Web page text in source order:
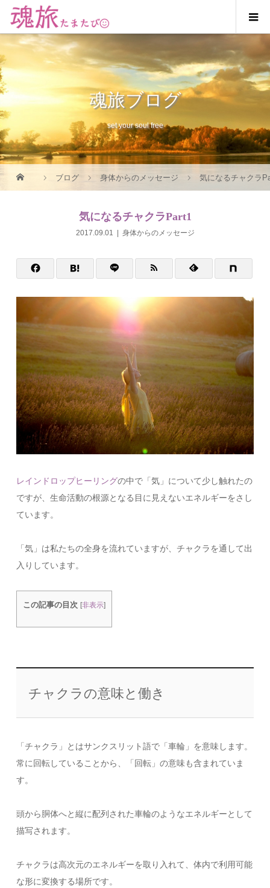
魂旅ブログ
set your soul free
ブログ 身体からのメッセージ 気になるチャクラ
気になるチャクラPart1
2017.09.01 身体からのメッセージ
レインドロップヒーリングの中で「気」について少し触れたの
ですが、生命活動の根源となる目に見えないエネルギーをさし
ています。
「気」は私たちの全身を流れていますが、チャクラを通して出
入りしています。
この記事の目次 [非表示]
チャクラの意味と働き
「チャクラ」とはサンクスリット語で「車輪」を意味します。
常に回転していることから、「回転」の意味も含まれていま
す。
頭から胴体へと縦に配列された車輪のようなエネルギーとして
描写されます。
チャクラは高次元のエネルギーを取り入れて、体内で利用可能
な形に変換する場所です。